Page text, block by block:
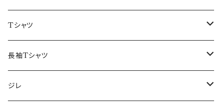
50/XL～
48/L
50/XL～
46/M
48/L
50/XL～
～44/S
46/M
48/L
Tシャツ
～44/S
46/M
長袖Tシャツ
～44/S
ジレ